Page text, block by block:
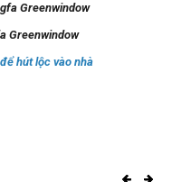
Greenwindow
Greenwindow
hút lộc vào nhà